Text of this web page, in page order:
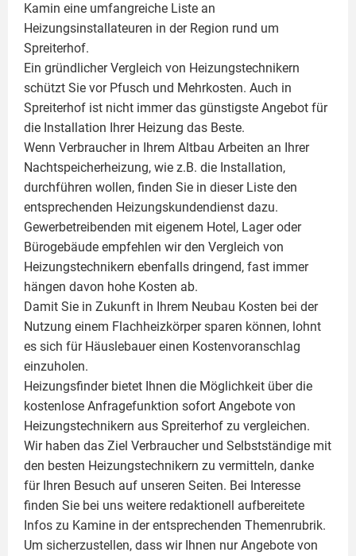
Kamin eine umfangreiche Liste an
Heizungsinstallateuren in der Region rund um
Spreiterhof.
Ein gründlicher Vergleich von Heizungstechnikern
schützt Sie vor Pfusch und Mehrkosten. Auch in
Spreiterhof ist nicht immer das günstigste Angebot für
die Installation Ihrer Heizung das Beste.
Wenn Verbraucher in Ihrem Altbau Arbeiten an Ihrer
Nachtspeicherheizung, wie z.B. die Installation,
durchführen wollen, finden Sie in dieser Liste den
entsprechenden Heizungskundendienst dazu.
Gewerbetreibenden mit eigenem Hotel, Lager oder
Bürogebäude empfehlen wir den Vergleich von
Heizungstechnikern ebenfalls dringend, fast immer
hängen davon hohe Kosten ab.
Damit Sie in Zukunft in Ihrem Neubau Kosten bei der
Nutzung einem Flachheizkörpersparen können, lohnt
es sich für Häuslebauer einen Kostenvoranschlag
einzuholen.
Heizungsfinder bietet Ihnen die Möglichkeit über die
kostenlose Anfragefunktion sofort Angebote von
Heizungstechnikern aus Spreiterhof zu vergleichen.
Wir haben das Ziel Verbraucher und Selbstständige mit
den besten Heizungstechnikern zu vermitteln, danke
für Ihren Besuch auf unseren Seiten. Bei Interesse
finden Sie bei uns weitere redaktionell aufbereitete
Infos zu Kamine in der entsprechenden Themenrubrik.
Um sicherzustellen, dass wir Ihnen nur Angebote von